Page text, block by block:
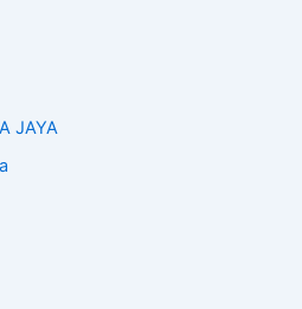
JAYA